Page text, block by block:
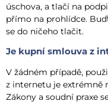
úschova, a tlačí na
přímo na prohlídce.
se do ničeho tlačit.
Je kupní smlouva z
V žádném případě,
z internetu je extrémně
Zákony a soudní praxe